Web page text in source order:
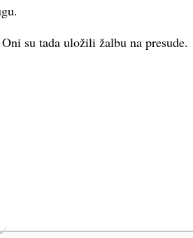
su tada uložili žalbu na presude.